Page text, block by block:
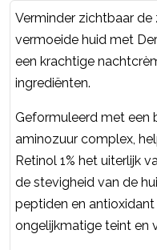
Verminder zichtbaar
vermoeide huid met
een krachtige
ingrediënten.
Geformuleerd met een
aminozuur complex,
Retinol 1% het uiterlijk
de stevigheid van de
peptiden en
ongelijkmatige teint en